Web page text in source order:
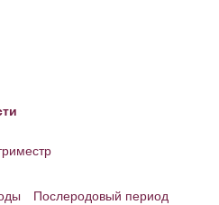
Послеродовый период